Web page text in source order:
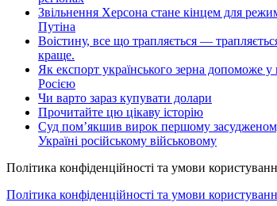
Звільнення Херсона стане кінцем для
Путіна
Воістину, все що трапляється —
краще.
Як експорт українського зерна допоможе у
Росією
Чи варто зараз купувати долари
Прочитайте цю цікаву історію
Суд пом’якшив вирок першому
Україні російському військовому
Політика конфіденційності та умови
Політика конфіденційності та умови